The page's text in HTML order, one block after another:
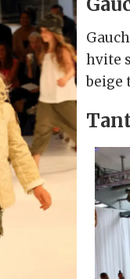
hvite
beige